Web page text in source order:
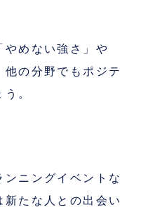
やめない強さ」や
他の分野でもポジテ
。
ンニングイベントな
新たな人との出会い